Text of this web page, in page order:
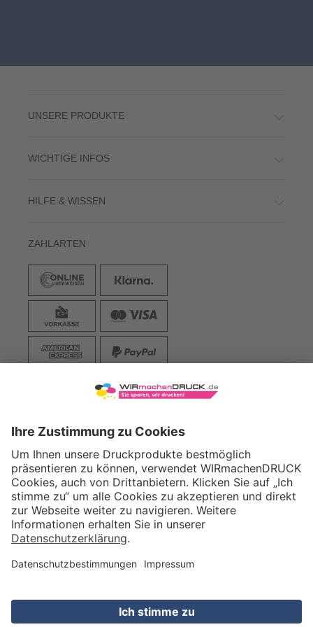
UNSERE PRODUKTE
WICHTIGE INFOS
HILFE & WISSEN
ZAHLARTEN
VERSAND
WIRmachenDRUCK GmbH